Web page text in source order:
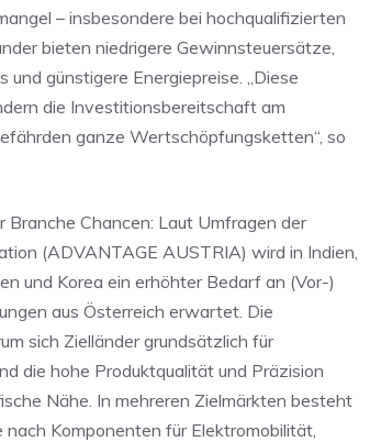
– insbesondere bei hochqualifizierten
bieten niedrigere Gewinnsteuersätze,
günstigere Energiepreise. „Diese
die Investitionsbereitschaft am
ganze Wertschöpfungsketten“, so
Branche Chancen: Laut Umfragen der
(ADVANTAGE AUSTRIA) wird in Indien,
und Korea ein erhöhter Bedarf an (Vor-)
aus Österreich erwartet. Die
sich Zielländer grundsätzlich für
die hohe Produktqualität und Präzision
Nähe. In mehreren Zielmärkten besteht
Komponenten für Elektromobilität,